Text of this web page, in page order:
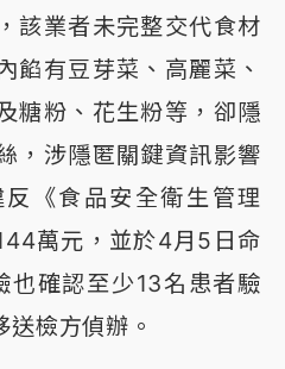
該業者未完整交代食材
餡有豆芽菜、高麗菜、
糖粉、花生粉等，卻隱
，涉隱匿關鍵資訊影響
《食品安全衛生管理
萬元，並於4月5日命
也確認至少13名患者驗
檢方偵辦。